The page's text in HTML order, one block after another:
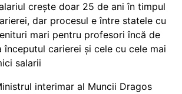
crește doar 25 de ani în timpul
dar procesul e între statele cu
mari pentru profesori încă de
începutul carierei și cele cu cele mai
salarii
interimar al Muncii Dragos